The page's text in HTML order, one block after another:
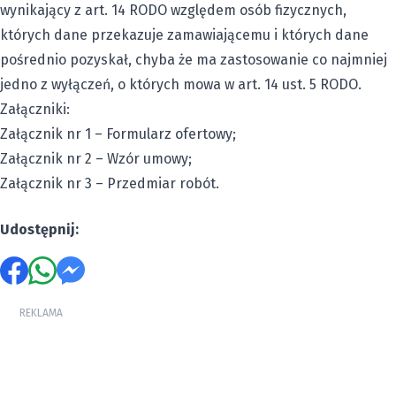
wynikający z art. 14 RODO względem osób fizycznych,
których dane przekazuje zamawiającemu i których dane
pośrednio pozyskał, chyba że ma zastosowanie co najmniej
jedno z wyłączeń, o których mowa w art. 14 ust. 5 RODO.
Załączniki:
Załącznik nr 1 – Formularz ofertowy;
Załącznik nr 2 – Wzór umowy;
Załącznik nr 3 – Przedmiar robót.
Udostępnij:
REKLAMA